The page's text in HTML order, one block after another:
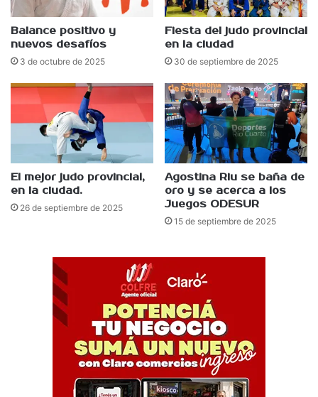
Balance positivo y
nuevos desafíos
3 de octubre de 2025
Fiesta del judo provincial
en la ciudad
30 de septiembre de 2025
El mejor judo provincial,
en la ciudad.
26 de septiembre de 2025
Agostina Riu se baña de
oro y se acerca a los
Juegos ODESUR
15 de septiembre de 2025